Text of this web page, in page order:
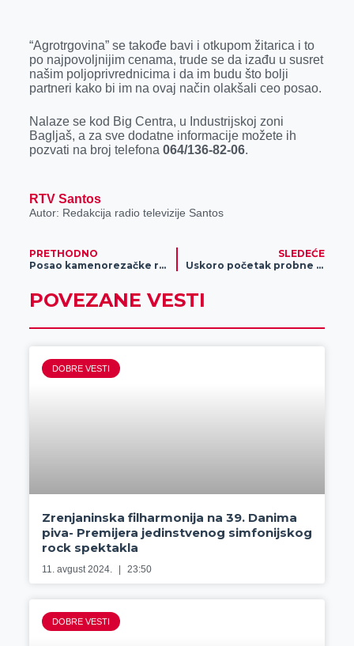
“Agrotrgovina” se takođe bavi i otkupom žitarica i to
po najpovoljnijim cenama, trude se da izađu u susret
našim poljoprivrednicima i da im budu što bolji
partneri kako bi im na ovaj način olakšali ceo posao.
Nalaze se kod Big Centra, u Industrijskoj zoni
Bagljaš, a za sve dodatne informacije možete ih
pozvati na broj telefona 064/136-82-06.
RTV Santos
Autor: Redakcija radio televizije Santos
PRETHODNO
Posao kamenorezačke radnje Mađarov je da realizuje sve Vaše ideje
SLEDEĆE
Uskoro početak probne proizvodnje i još novih radnih mesta
POVEZANE VESTI
DOBRE VESTI
Zrenjaninska filharmonija na 39. Danima
piva- Premijera jedinstvenog simfonijskog
rock spektakla
11. avgust 2024. 23:50
DOBRE VESTI